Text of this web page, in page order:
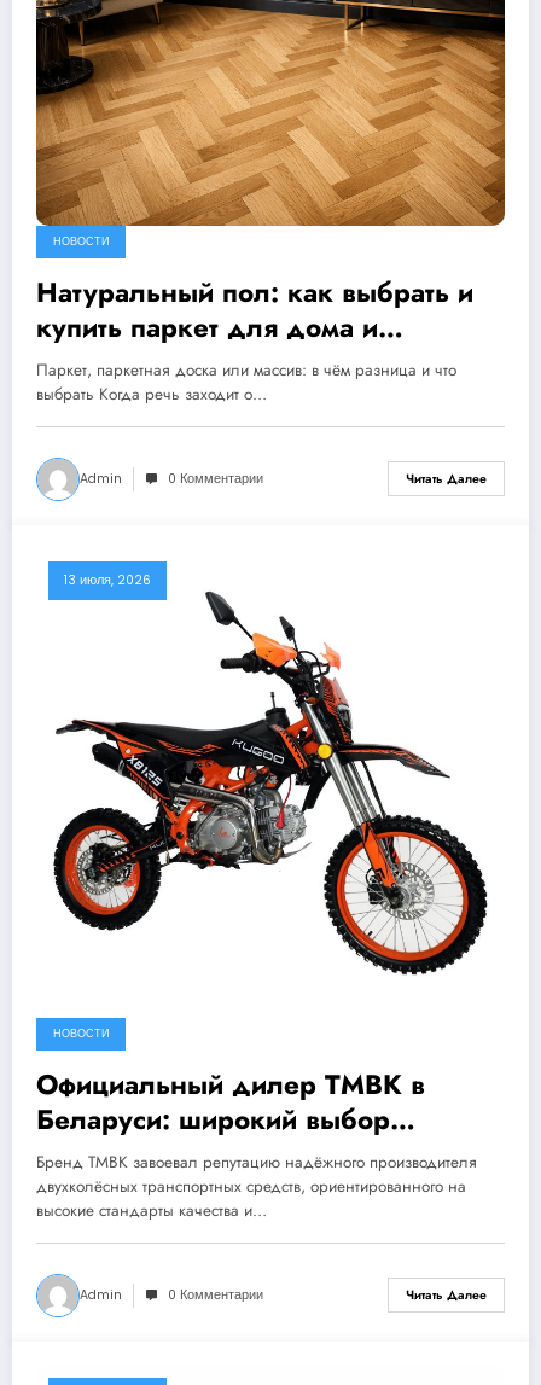
НОВОСТИ
Натуральный пол: как выбрать и
купить паркет для дома и
квартиры
Паркет, паркетная доска или массив: в чём разница и что
выбрать Когда речь заходит о…
Admin 0 Комментарии Читать Далее
13 июля, 2026
НОВОСТИ
Официальный дилер TMBK в
Беларуси: широкий выбор
скутеров, мотоциклов, питбайков и
эндуро — гарантия и доставка
Бренд TMBK завоевал репутацию надёжного производителя
двухколёсных транспортных средств, ориентированного на
высокие стандарты качества и…
Admin 0 Комментарии Читать Далее